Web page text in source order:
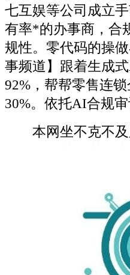
七互娱等公司成立
有率*的办事商，合
规性。零代码的操
事频道】跟着生成
92%，帮帮零售连
30%。依托AI合规
本网坐不克不及